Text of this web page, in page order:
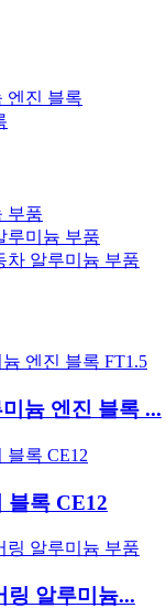
엔진 블록
부품
루미늄 부품
차 알루미늄 부품
늄 엔진 블록 ...
블록 CE12
링 알루미늄...